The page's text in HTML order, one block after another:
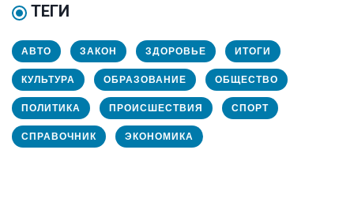
ТЕГИ
АВТО ЗАКОН ЗДОРОВЬЕ ИТОГИ
КУЛЬТУРА ОБРАЗОВАНИЕ ОБЩЕСТВО
ПОЛИТИКА ПРОИСШЕСТВИЯ СПОРТ
СПРАВОЧНИК ЭКОНОМИКА